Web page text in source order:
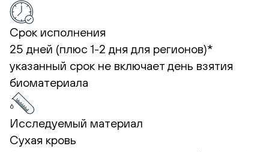
Срок исполнения
25 дней (плюс 1-2 дня для регионов)*
указанный срок не включает день взятия
биоматериала
Исследуемый материал
Сухая кровь